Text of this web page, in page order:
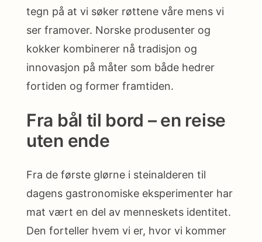
tegn på at vi søker røttene våre mens vi
ser framover. Norske produsenter og
kokker kombinerer nå tradisjon og
innovasjon på måter som både hedrer
fortiden og former framtiden.
Fra bål til bord – en reise
uten ende
Fra de første glørne i steinalderen til
dagens gastronomiske eksperimenter har
mat vært en del av menneskets identitet.
Den forteller hvem vi er, hvor vi kommer